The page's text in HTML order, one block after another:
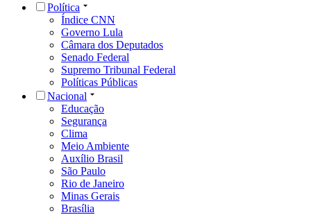
Política
Índice CNN
Governo Lula
Câmara dos Deputados
Senado Federal
Supremo Tribunal Federal
Políticas Públicas
Nacional
Educação
Segurança
Clima
Meio Ambiente
Auxílio Brasil
São Paulo
Rio de Janeiro
Minas Gerais
Brasília